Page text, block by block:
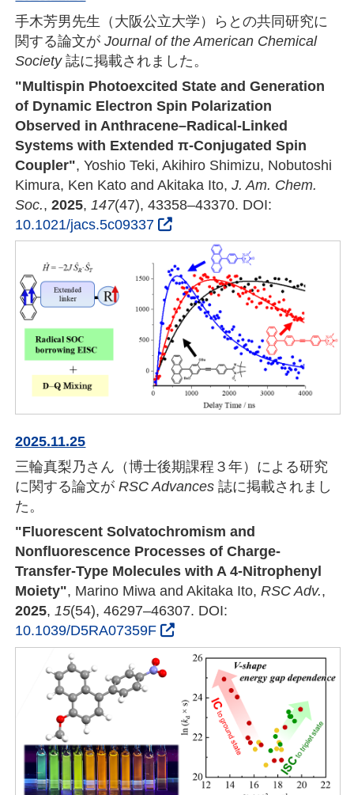
手木芳男先生（大阪公立大学）らとの共同研究に
関する論文がJournal of the American Chemical
Society誌に掲載されました。
"Multispin Photoexcited State and Generation
of Dynamic Electron Spin Polarization
Observed in Anthracene–Radical-Linked
Systems with Extended π-Conjugated Spin
Coupler", Yoshio Teki, Akihiro Shimizu, Nobutoshi
Kimura, Ken Kato and Akitaka Ito,J. Am. Chem.
Soc.,2025, 147(47), 43358–43370. DOI:
10.1021/jacs.5c09337
2025.11.25
三輪真梨乃さん（博士後期課程３年）による研究
に関する論文がRSC Advances 誌に掲載されまし
た。
"Fluorescent Solvatochromism and
Nonfluorescence Processes of Charge-
Transfer-Type Molecules with A 4-Nitrophenyl
Moiety", Marino Miwa and Akitaka Ito,RSC Adv.,
2025,15(54), 46297–46307. DOI:
10.1039/D5RA07359F